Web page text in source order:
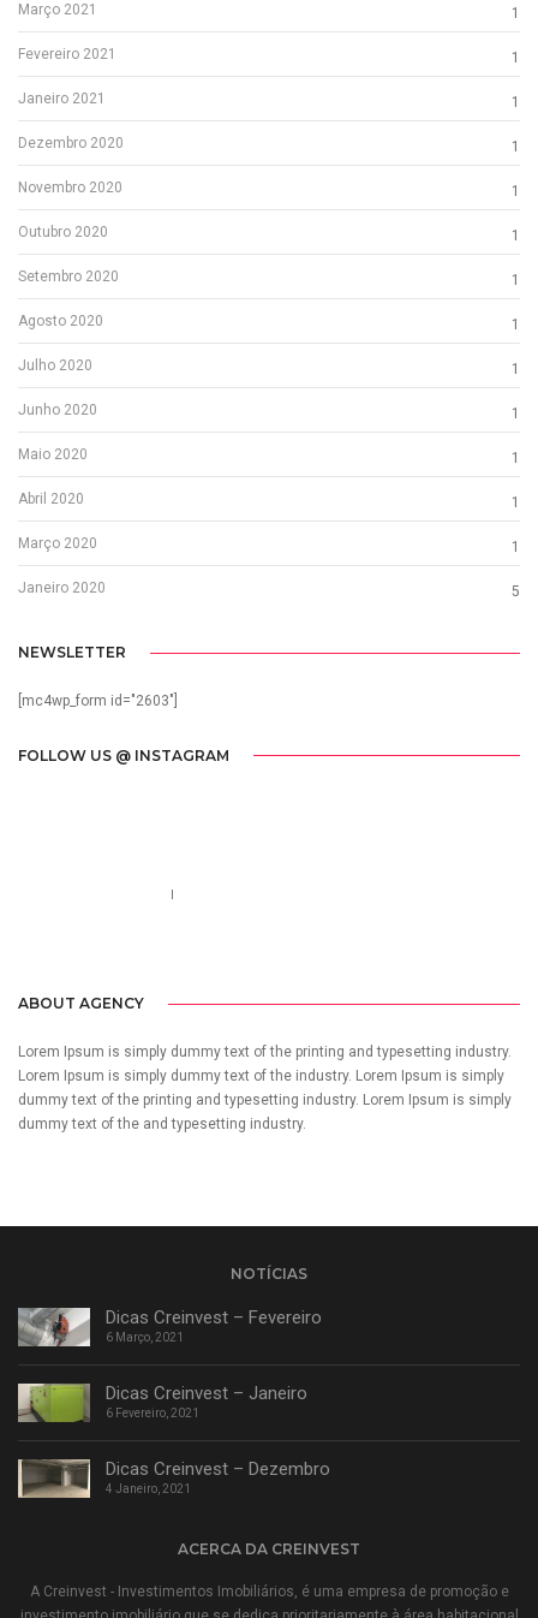
Março 2021 1
Fevereiro 2021 1
Janeiro 2021 1
Dezembro 2020 1
Novembro 2020 1
Outubro 2020 1
Setembro 2020 1
Agosto 2020 1
Julho 2020 1
Junho 2020 1
Maio 2020 1
Abril 2020 1
Março 2020 1
Janeiro 2020 5
NEWSLETTER
[mc4wp_form id="2603"]
FOLLOW US @ INSTAGRAM
ABOUT AGENCY
Lorem Ipsum is simply dummy text of the printing and typesetting industry.
Lorem Ipsum is simply dummy text of the industry. Lorem Ipsum is simply
dummy text of the printing and typesetting industry. Lorem Ipsum is simply
dummy text of the and typesetting industry.
NOTÍCIAS
Dicas Creinvest – Fevereiro
6 Março, 2021
Dicas Creinvest – Janeiro
6 Fevereiro, 2021
Dicas Creinvest – Dezembro
4 Janeiro, 2021
ACERCA DA CREINVEST
A Creinvest - Investimentos Imobiliários, é uma empresa de promoção e